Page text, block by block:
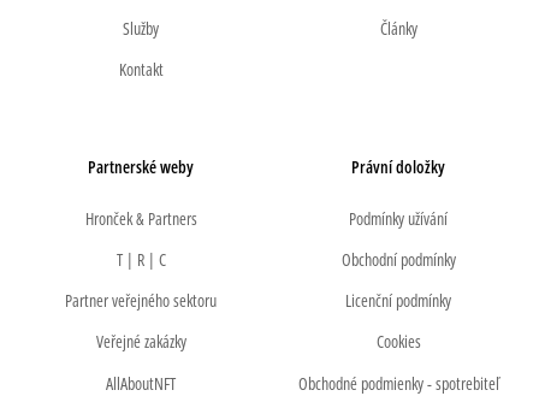
Služby
Kontakt
Články
Partnerské weby
Hronček & Partners
T | R | C
Partner veřejného sektoru
Veřejné zakázky
AllAboutNFT
Právní doložky
Podmínky užívání
Obchodní podmínky
Licenční podmínky
Cookies
Obchodné podmienky - spotrebiteľ